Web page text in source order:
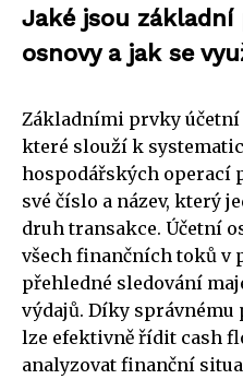
Jaké jsou
osnovy a jak se
Základními prvky účetní
které slouží k
hospodářských operací
své číslo a název, který
druh transakce. Účetní
všech finančních toků v
přehledné sledování
výdajů. Díky
lze efektivně řídit cash
analyzovat finanční